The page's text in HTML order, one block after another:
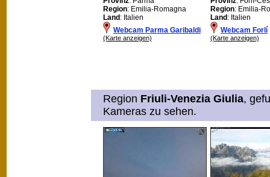
Region: Emilia-Romagna
Land: Italien
Webcam Parma Garibaldi
(Karte anzeigen)
Region: Emilia-
Land: Italien
Webcam Forlí
(Karte anzeigen)
Region Friuli-Venezia Giulia,
Kameras zu sehen.